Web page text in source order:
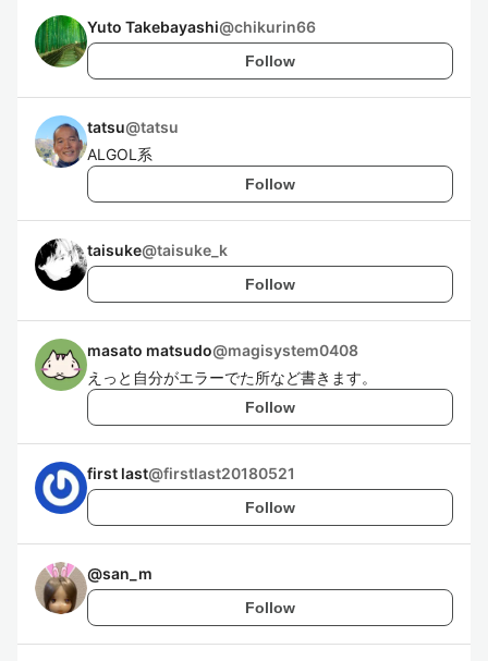
Yuto Takebayashi@chikurin66
Follow
tatsu@tatsu
ALGOL系
Follow
taisuke@taisuke_k
Follow
masato matsudo@magisystem0408
えっと自分がエラーでた所など書きます。
Follow
first last@firstlast20180521
Follow
@san_m
Follow